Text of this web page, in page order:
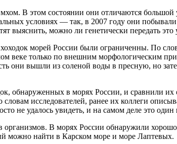
В этом состоянии они отличаются
условиях — так, в 2007 году они
выяснить, можно ли генетически передать
морей России были ограниченны. По
веке только по внешним морфологическим
они вышли из соленой воды в пресную, но
обнаруженных в морях России, и сравнили
исследователей, ранее их коллеги
не удалось увидеть, и на самом деле это
В морях России обнаружили
можно найти в Карском море и море Лаптевых.